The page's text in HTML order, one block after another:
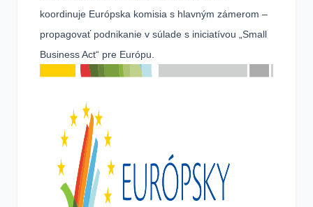
koordinuje Európska komisia s hlavným zámerom –
propagovať podnikanie v súlade s iniciatívou „Small
Business Act“ pre Európu.